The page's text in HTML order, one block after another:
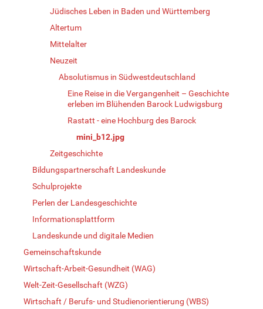
Jüdisches Leben in Baden und Württemberg
Altertum
Mittelalter
Neuzeit
Absolutismus in Südwestdeutschland
Eine Reise in die Vergangenheit – Geschichte
erleben im Blühenden Barock Ludwigsburg
Rastatt - eine Hochburg des Barock
mini_b12.jpg
Zeitgeschichte
Bildungspartnerschaft Landeskunde
Schulprojekte
Perlen der Landesgeschichte
Informationsplattform
Landeskunde und digitale Medien
Gemeinschaftskunde
Wirtschaft-Arbeit-Gesundheit (WAG)
Welt-Zeit-Gesellschaft (WZG)
Wirtschaft / Berufs- und Studienorientierung (WBS)